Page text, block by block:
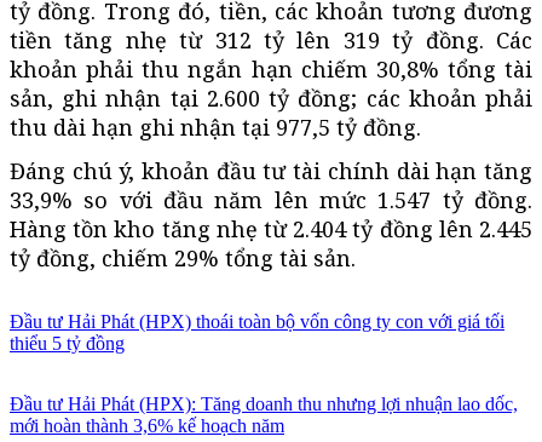
tỷ đồng. Trong đó, tiền, các khoản tương đương
tiền tăng nhẹ từ 312 tỷ lên 319 tỷ đồng. Các
khoản phải thu ngắn hạn chiếm 30,8% tổng tài
sản, ghi nhận tại 2.600 tỷ đồng; các khoản phải
thu dài hạn ghi nhận tại 977,5 tỷ đồng.
Đáng chú ý, khoản đầu tư tài chính dài hạn tăng
33,9% so với đầu năm lên mức 1.547 tỷ đồng.
Hàng tồn kho tăng nhẹ từ 2.404 tỷ đồng lên 2.445
tỷ đồng, chiếm 29% tổng tài sản.
Đầu tư Hải Phát (HPX) thoái toàn bộ vốn công ty con với giá tối
thiểu 5 tỷ đồng
Đầu tư Hải Phát (HPX): Tăng doanh thu nhưng lợi nhuận lao dốc,
mới hoàn thành 3,6% kế hoạch năm